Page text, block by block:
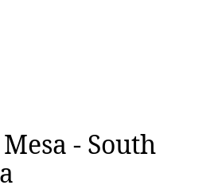
- South